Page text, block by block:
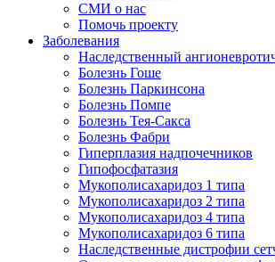
СМИ о нас
Помочь проекту
Заболевания
Наследственный
Болезнь Гоше
Болезнь Паркинсона
Болезнь Помпе
Болезнь Тея-Сакса
Болезнь Фабри
Гиперплазия надпочечников
Гипофосфатазия
Мукополисахаридоз 1 типа
Мукополисахаридоз 2 типа
Мукополисахаридоз 4 типа
Мукополисахаридоз 6 типа
Наследственные дистрофии